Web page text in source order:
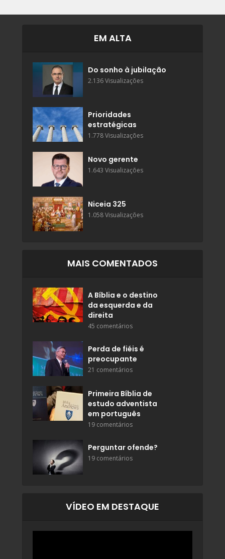
EM ALTA
Do sonho à jubilação
2.136 Visualizações
Prioridades
estratégicas
1.778 Visualizações
Novo gerente
1.643 Visualizações
Niceia 325
1.058 Visualizações
MAIS COMENTADOS
A Bíblia e o destino
da esquerda e da
direita
45 comentários
Perda de fiéis é
preocupante
21 comentários
Primeira Bíblia de
estudo adventista
em português
19 comentários
Perguntar ofende?
19 comentários
VÍDEO EM DESTAQUE